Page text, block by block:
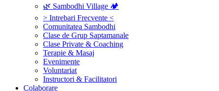
🌿 Sambodhi Village 🏕️
> Intrebari Frecvente <
Comunitatea Sambodhi
Clase de Grup Saptamanale
Clase Private & Coaching
Terapie & Masaj
‎Evenimente
Voluntariat
‏‏‎Instructori & Facilitatori
Colaborare